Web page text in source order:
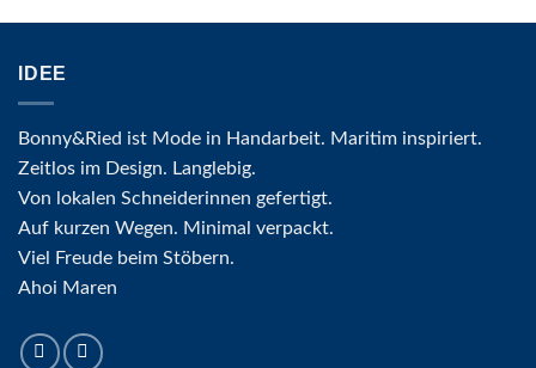
IDEE
Bonny&Ried ist Mode in Handarbeit. Maritim inspiriert.
Zeitlos im Design. Langlebig.
Von lokalen Schneiderinnen gefertigt.
Auf kurzen Wegen. Minimal verpackt.
Viel Freude beim Stöbern.
Ahoi Maren